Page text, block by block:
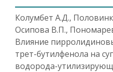
Колумбет А.Д.,
Осипова В.П.,
Влияние
трет-бутилфенола на
водорода-